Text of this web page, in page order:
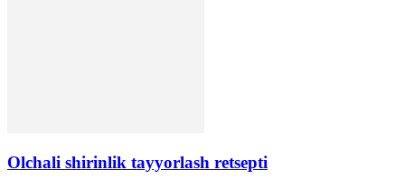
Olchali shirinlik tayyorlash retsepti